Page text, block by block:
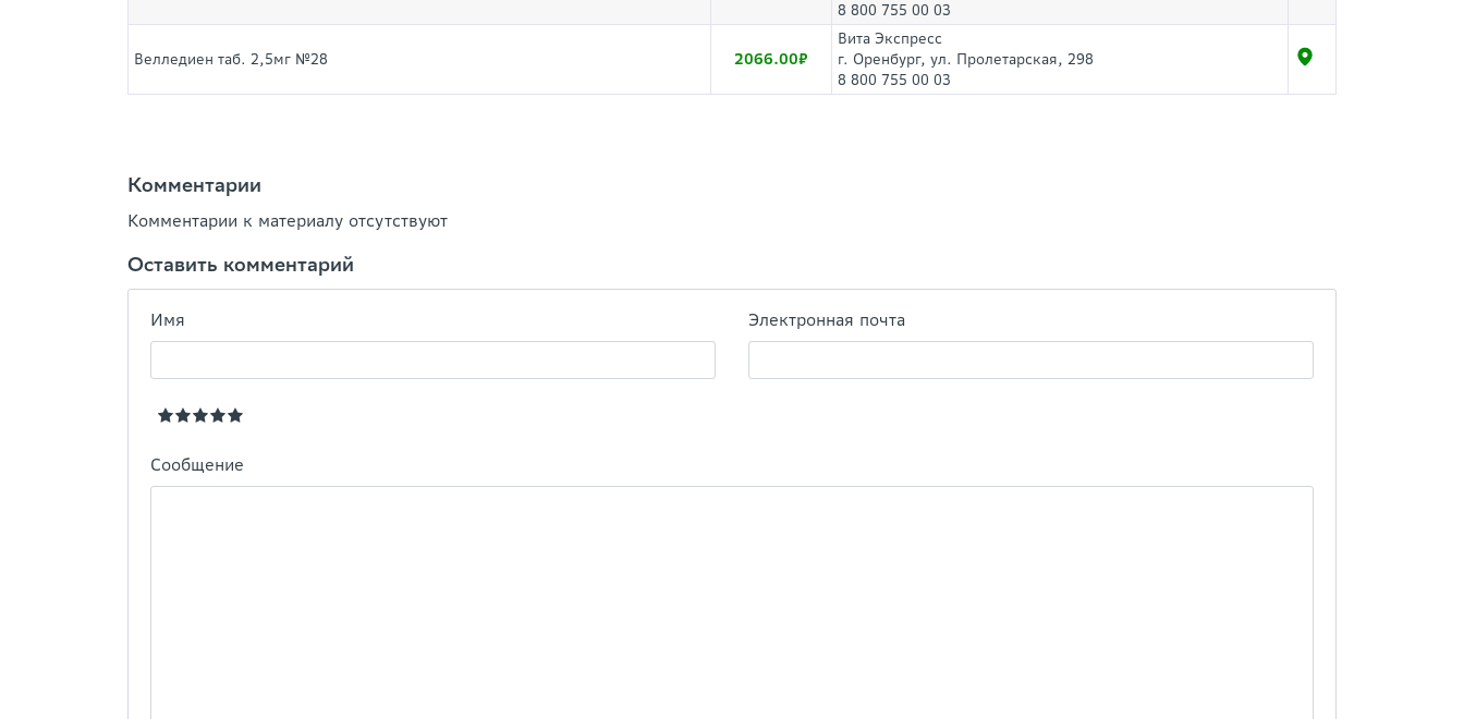
8 800 755 00 03
Велледиен таб. 2,5мг №28 2066.00
Вита Экспресс
г. Оренбург, ул. Пролетарская, 298
8 800 755 00 03
Комментарии
Комментарии к материалу отсутствуют
Оставить комментарий
Имя Электронная почта
Сообщение